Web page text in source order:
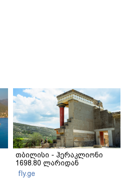
თბილისი - ჰერაკლიონი
1698.80 ლარიდან
fly.ge